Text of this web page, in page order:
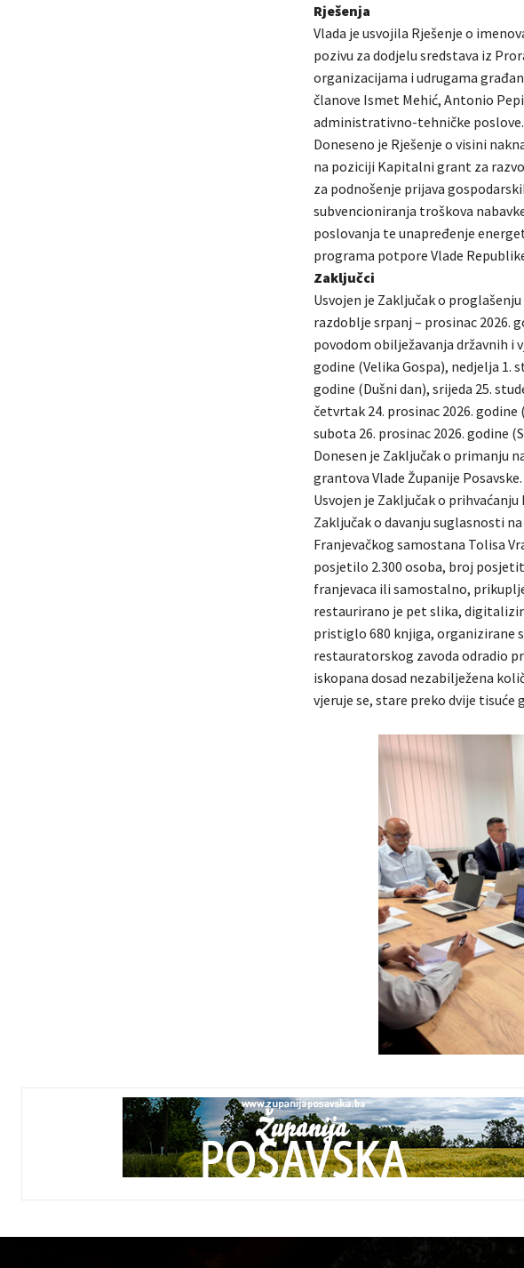
Rješenja
Vlada je usvojila Rješenje o
pozivu za dodjelu sredstava iz
organizacijama i udrugama
članove Ismet Mehić, Antonio
administrativno-tehničke poslove.
Doneseno je Rješenje o visini
na poziciji Kapitalni grant za
za podnošenje prijava
subvencioniranja troškova
poslovanja te unapređenje
programa potpore Vlade
Zaključci
Usvojen je Zaključak o
razdoblje srpanj – prosinac 2026.
povodom obilježavanja državnih i
godine (Velika Gospa), nedjelja 1.
godine (Dušni dan), srijeda 25.
četvrtak 24. prosinac 2026. godine
subota 26. prosinac 2026. godine
Donesen je Zaključak o primanju
grantova Vlade Županije Posavske.
Usvojen je Zaključak o
Zaključak o davanju suglasnosti
Franjevačkog samostana Tolisa
posjetilo 2.300 osoba, broj
franjevaca ili samostalno,
restaurirano je pet slika,
pristiglo 680 knjiga, organizirane
restauratorskog zavoda odradio
iskopana dosad nezabilježena
vjeruje se, stare preko dvije